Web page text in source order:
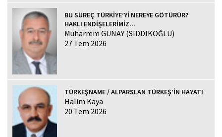
BU SÜREÇ TÜRKİYE’Yİ NEREYE GÖTÜRÜR?
HAKLI ENDİŞELERİMİZ...
Muharrem GÜNAY (SIDDIKOĞLU)
27 Tem 2026
TÜRKEŞNAME / ALPARSLAN TÜRKEŞ’İN HAYATI
Halim Kaya
20 Tem 2026